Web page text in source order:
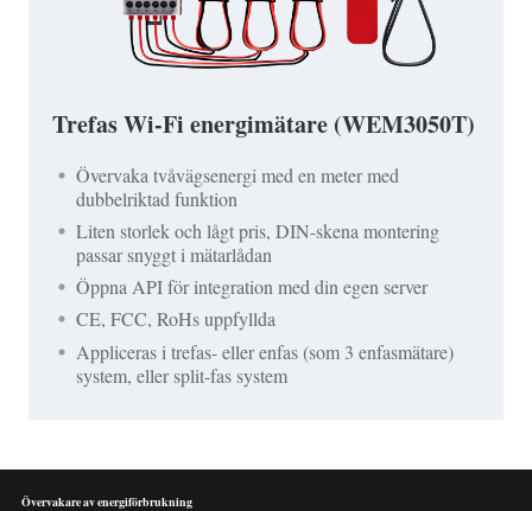
Trefas Wi-Fi energimätare (WEM3050T)
Övervaka tvåvägsenergi med en meter med
dubbelriktad funktion
Liten storlek och lågt pris, DIN-skena montering
passar snyggt i mätarlådan
Öppna API för integration med din egen server
CE, FCC, RoHs uppfyllda
Appliceras i trefas- eller enfas (som 3 enfasmätare)
system, eller split-fas system
Övervakare av energiförbrukning